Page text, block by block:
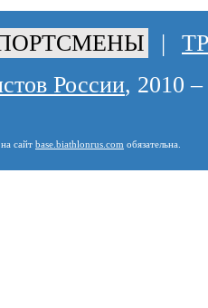
|
России, 2010
сайт base.biathlonrus.com обязательна.